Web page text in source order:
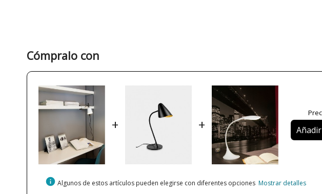
Cómpralo con
+ +
info Algunos de estos artículos pueden elegirse con diferentes opciones Mostrar detalles